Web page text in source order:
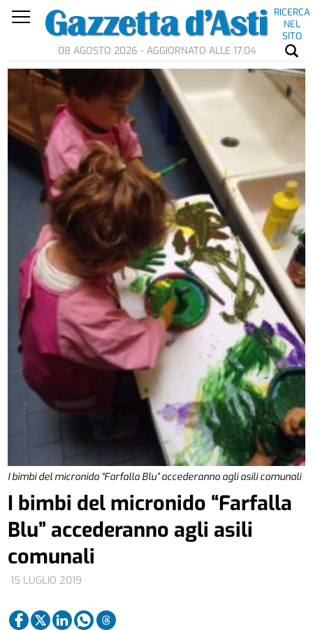
RICERCA
NEL
SITO
08 AGOSTO 2026 - AGGIORNATO ALLE 17.04
I bimbi del micronido “Farfalla Blu” accederanno agli asili comunali
15 LUGLIO 2019
I bimbi del micronido “Farfalla
Blu” accederanno agli asili
comunali